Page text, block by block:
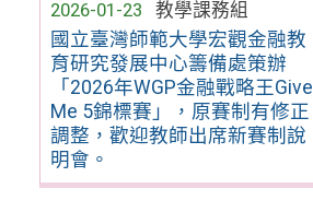
2026-01-23
教學課務組
國立臺灣師範大學宏觀金融教
育研究發展中心籌備處策辦
「2026年WGP金融戰略王Give
Me 5錦標賽」，原賽制有修正
調整，歡迎教師出席新賽制說
明會。